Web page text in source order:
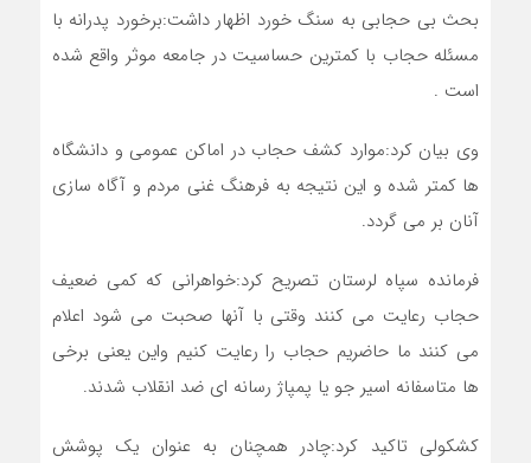
بحث بی حجابی به سنگ خورد اظهار داشت:برخورد پدرانه با
مسئله حجاب با کمترین حساسیت در جامعه موثر واقع شده
است .
وی بیان کرد:موارد کشف حجاب در اماکن عمومی و دانشگاه
ها کمتر شده و این نتیجه به فرهنگ غنی مردم و آگاه سازی
آنان بر می گردد.
فرمانده سپاه لرستان تصریح کرد:خواهرانی که کمی ضعیف
حجاب رعایت می کنند وقتی با آنها صحبت می شود اعلام
می کنند ما حاضریم حجاب را رعایت کنیم واین یعنی برخی
ها متاسفانه اسیر جو یا پمپاژ رسانه ای ضد انقلاب شدند.
کشکولی تاکید کرد:چادر همچنان به عنوان یک پوشش